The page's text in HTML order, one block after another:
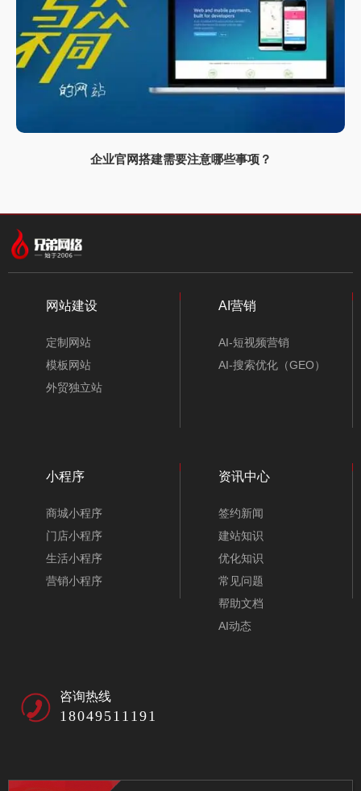
企业官网搭建需要注意哪些事项？
合作伙伴
专注，专长，提升品牌我们一直在努力
网站建设
定制网站
模板网站
外贸独立站
AI营销
AI-短视频营销
AI-搜索优化（GEO）
小程序
商城小程序
门店小程序
生活小程序
营销小程序
资讯中心
签约新闻
建站知识
优化知识
常见问题
帮助文档
AI动态
咨询热线
18049511191